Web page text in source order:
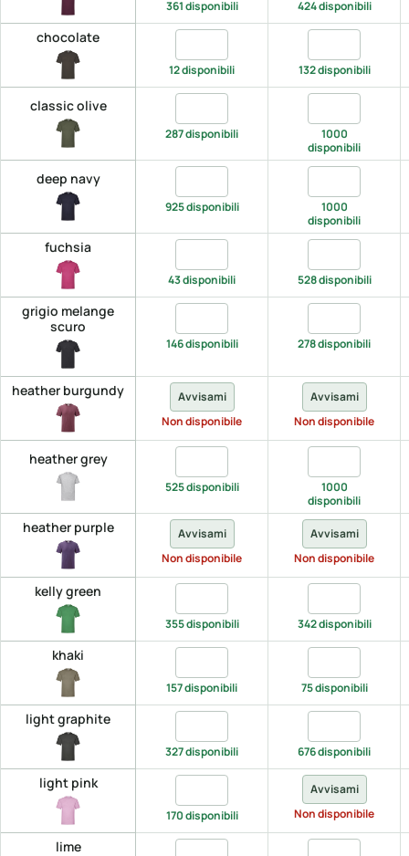
361 disponibili 424 disponibili
chocolate
12 disponibili 132 disponibili
classic olive
287 disponibili
1000
disponibili
deep navy
925 disponibili
1000
disponibili
fuchsia
43 disponibili 528 disponibili
grigio melange
scuro
146 disponibili 278 disponibili
heather burgundy
Avvisami
Non disponibile
Avvisami
Non disponibile
heather grey
525 disponibili
1000
disponibili
heather purple
Avvisami
Non disponibile
Avvisami
Non disponibile
kelly green
355 disponibili 342 disponibili
khaki
157 disponibili 75 disponibili
light graphite
327 disponibili 676 disponibili
light pink Quantita light pink, S
170 disponibili
Avvisami
Non disponibile
lime